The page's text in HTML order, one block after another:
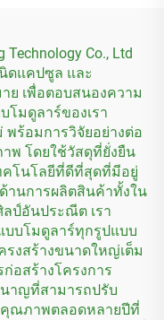
Co., Ltd
ดแคปซูล และ
ย เพื่อตอบสนองความ
มดูลาร์ของเรา
ร้อมการวิจัยอย่างต่อ
พ โดยใช้วัสดุที่ยั่งยืน
คโนโลยีที่ดีที่สุดที่มีอยู่
านการผลิตสินค้าทั้งใน
ป์อันประณีต เรา
บบโมดูลาร์ทุกรูปแบบ
รงสร้างขนาดใหญ่เต็ม
อสร้างโครงการ
นาญที่สามารถปรับ
คุณภาพตลอดหลายปีที่